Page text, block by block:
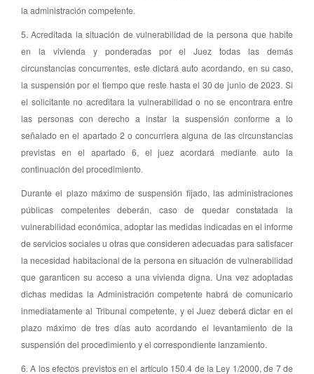
la administración competente.
5. Acreditada la situación de vulnerabilidad de la persona que habite
en la vivienda y ponderadas por el Juez todas las demás
circunstancias concurrentes, este dictará auto acordando, en su caso,
la suspensión por el tiempo que reste hasta el 30 de junio de 2023. Si
el solicitante no acreditara la vulnerabilidad o no se encontrara entre
las personas con derecho a instar la suspensión conforme a lo
señalado en el apartado 2 o concurriera alguna de las circunstancias
previstas en el apartado 6, el juez acordará mediante auto la
continuación del procedimiento.
Durante el plazo máximo de suspensión fijado, las administraciones
públicas competentes deberán, caso de quedar constatada la
vulnerabilidad económica, adoptar las medidas indicadas en el informe
de servicios sociales u otras que consideren adecuadas para satisfacer
la necesidad habitacional de la persona en situación de vulnerabilidad
que garanticen su acceso a una vivienda digna. Una vez adoptadas
dichas medidas la Administración competente habrá de comunicarlo
inmediatamente al Tribunal competente, y el Juez deberá dictar en el
plazo máximo de tres días auto acordando el levantamiento de la
suspensión del procedimiento y el correspondiente lanzamiento.
6. A los efectos previstos en el artículo 150.4 de la Ley 1/2000, de 7 de